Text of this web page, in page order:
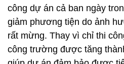
công dự án cả ban ngày
giảm phương tiện do ảnh
rất mừng. Thay vì chỉ thi
công trường được tăng